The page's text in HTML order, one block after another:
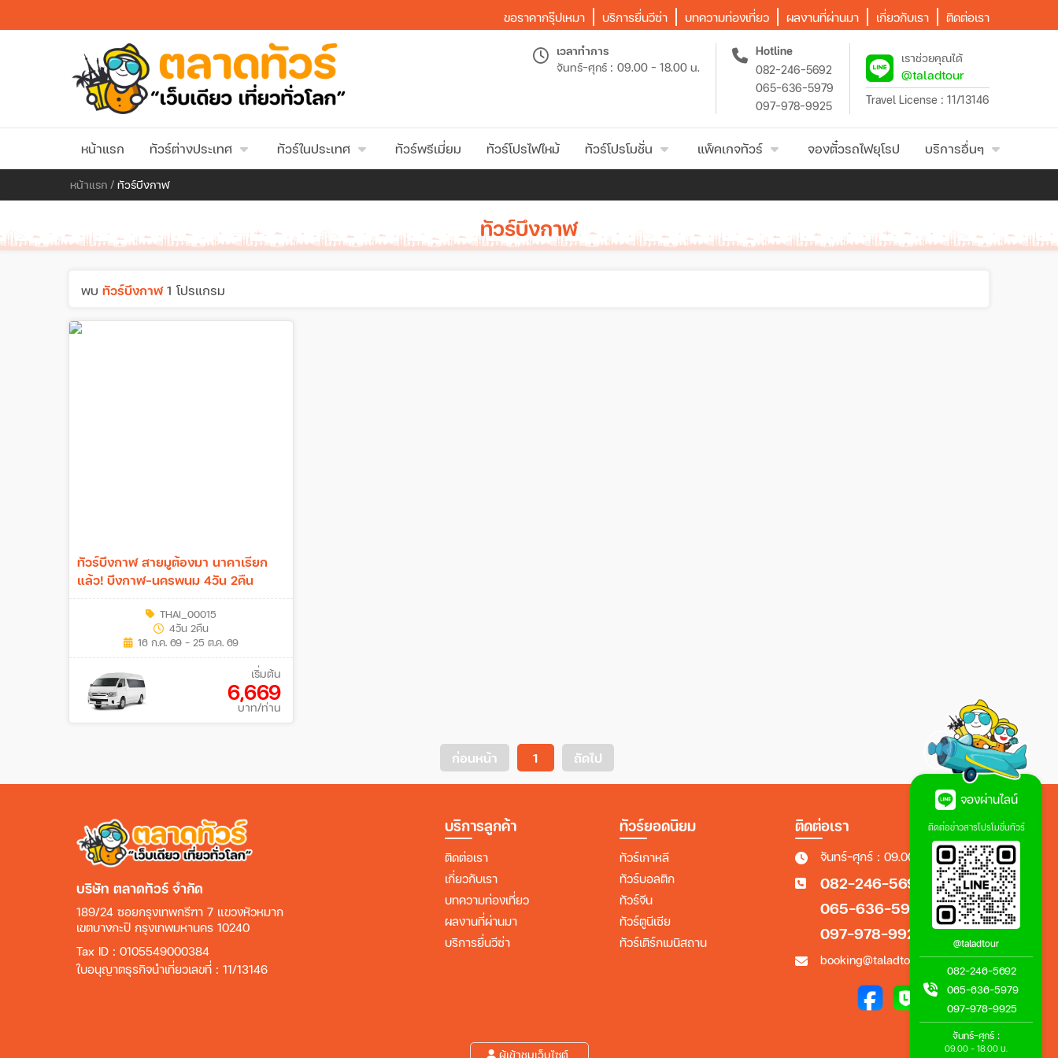
ขอราคากรุ๊ปเหมา บริการยื่นวีซ่า บทความท่องเที่ยว ผลงานที่ผ่านมา เกี่ยวกับเรา ติดต่อเรา
เวลาทำการ
จันทร์-ศุกร์ : 09.00 - 18.00 น.
Hotline
082-246-5692
065-636-5979
097-978-9925
เราช่วยคุณได้
@taladtour
Travel License : 11/13146
หน้าแรก ทัวร์ต่างประเทศ ทัวร์ในประเทศ ทัวร์พรีเมี่ยม ทัวร์โปรไฟไหม้ ทัวร์โปรโมชั่น แพ็คเกจทัวร์ จองตั๋วรถไฟยุโรป บริการอื่นๆ
หน้าแรก / ทัวร์บึงกาฬ
ทัวร์บึงกาฬ
พบ ทัวร์บึงกาฬ 1 โปรแกรม
ทัวร์บึงกาฬ สายมูต้องมา นาคาเรียก
แล้ว! บึงกาฬ-นครพนม 4วัน 2คืน
THAI_00015
4วัน 2คืน
16 ก.ค. 69 - 25 ต.ค. 69
เริ่มต้น
6,669
บาท/ท่าน
ก่อนหน้า 1 ถัดไป
บริษัท ตลาดทัวร์ จำกัด
189/24 ซอยกรุงเทพกรีฑา 7 แขวงหัวหมาก
เขตบางกะปิ กรุงเทพมหานคร 10240
Tax ID : 0105549000384
ใบอนุญาตธุรกิจนำเที่ยวเลขที่ : 11/13146
บริการลูกค้า
ติดต่อเรา
เกี่ยวกับเรา
บทความท่องเที่ยว
ผลงานที่ผ่านมา
บริการยื่นวีซ่า
ทัวร์ยอดนิยม
ทัวร์เกาหลี
ทัวร์บอลติก
ทัวร์จีน
ทัวร์ตูนีเซีย
ทัวร์เติร์กเมนิสถาน
ติดต่อเรา
จันทร์-ศุกร์ : 09.00 - 18.00 น.
082-246-5692
065-636-5979
097-978-9925
booking@taladtour.co.th
ผู้เข้าชมเว็บไซต์
จองผ่านไลน์
ติดต่อข่าวสารโปรโมชั่นทัวร์
@taladtour
082-246-5692
065-636-5979
097-978-9925
จันทร์-ศุกร์ :
09.00 - 18.00 น.